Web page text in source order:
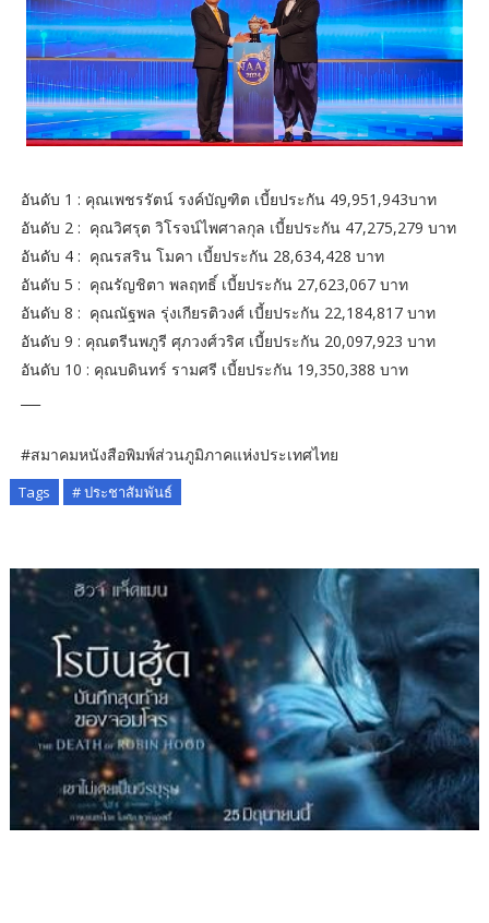
อันดับ 1 : คุณเพชรรัตน์ รงค์บัญฑิต เบี้ยประกัน 49,951,943บาท
อันดับ 2 : คุณวิศรุต วิโรจน์ไพศาลกุล เบี้ยประกัน 47,275,279 บาท
อันดับ 4 : คุณรสริน โมคา เบี้ยประกัน 28,634,428 บาท
อันดับ 5 : คุณรัญชิตา พลฤทธิ์ เบี้ยประกัน 27,623,067 บาท
อันดับ 8 : คุณณัฐพล รุ่งเกียรติวงศ์ เบี้ยประกัน 22,184,817 บาท
อันดับ 9 : คุณตรีนพภูรี ศุภวงศ์วริศ เบี้ยประกัน 20,097,923 บาท
อันดับ 10 : คุณบดินทร์ รามศรี เบี้ยประกัน 19,350,388 บาท
#สมาคมหนังสือพิมพ์ส่วนภูมิภาคแห่งประเทศไทย
Tags # ประชาสัมพันธ์